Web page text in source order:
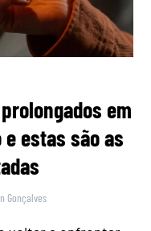
em
estas são as
Gonçalves